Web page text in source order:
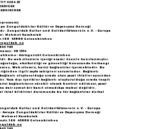
0264 25
Zonguldaklılar Kültür ve Dayanışma Derneği
Zonguldak Kultur und Solidaritätsverein e.V. - Europa
Mehmet Karakulak
45889 Gelsenkirchen
765
VR 1534
Amtsgericht Gelsenkirchen
Bu web sitesinin içeriği azami özenle hazırlanmıştır.
eksiksizliği ve güncelliği konusunda herhangi
Web sitemiz, harici bağlantılar içermektedir. Bu
ilgili sayfa sahipleri sorumludur. Bağlantı
oluşturulduğu sırada olası yasal ihlaller açısından
Yasa dışı içerikler bağlantı oluşturulduğu sırada tespit
bağlantıların sürekli olarak kontrol edilmesi, yasal
dair somut bir kanıt olmadıkça makul değildir.
ihlal bildirimi durumunda bu tür bağlantılar derhal
Kultur und Solidaritätsverein e.V. - Europa
Avrupa Zonguldaklılar Kültür ve Dayanışma Derneği
Mehmet Karakulak
45889 Gelsenkirchen